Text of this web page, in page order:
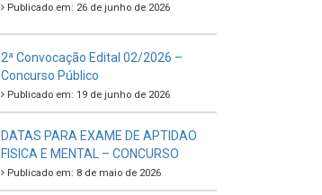
Publicado em: 26 de junho de 2026
2ª Convocação Edital 02/2026 –
Concurso Público
Publicado em: 19 de junho de 2026
DATAS PARA EXAME DE APTIDAO
FISICA E MENTAL – CONCURSO
Publicado em: 8 de maio de 2026